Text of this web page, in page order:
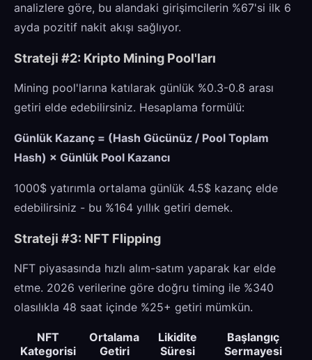
analizlere göre, bu alandaki girişimcilerin %67'si ilk 6
ayda pozitif nakit akışı sağlıyor.
Strateji #2: Kripto Mining Pool'ları
Mining pool'larına katılarak günlük %0.3-0.8 arası
getiri elde edebilirsiniz. Hesaplama formülü:
Günlük Kazanç = (Hash Gücünüz / Pool Toplam
Hash) × Günlük Pool Kazancı
1000$ yatırımla ortalama günlük 4.5$ kazanç elde
edebilirsiniz - bu %164 yıllık getiri demek.
Strateji #3: NFT Flipping
NFT piyasasında hızlı alım-satım yaparak kar elde
etme. 2026 verilerine göre doğru timing ile %340
olasılıkla 48 saat içinde %25+ getiri mümkün.
NFT
Kategorisi
Ortalama
Getiri
Likidite
Süresi
Başlangıç
Sermayesi